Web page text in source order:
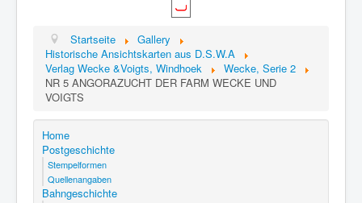
Startseite
Gallery
Historische Ansichtskarten aus D.S.W.A
Verlag Wecke &Voigts, Windhoek
Wecke, Serie 2
NR 5 ANGORAZUCHT DER FARM WECKE UND
VOIGTS
Home
Postgeschichte
Stempelformen
Quellenangaben
Bahngeschichte